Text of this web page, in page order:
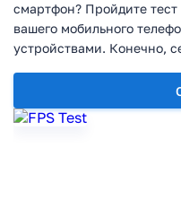
смартфон? Пройдите тест
вашего мобильного
устройствами. Конечно,